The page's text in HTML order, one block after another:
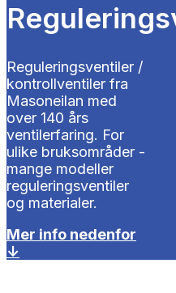
Reguleringsventiler /
kontrollventiler fra
Masoneilan med
over 140 års
ventilerfaring. For
ulike bruksområder -
mange modeller
reguleringsventiler
og materialer.
Mer info nedenfor
↓